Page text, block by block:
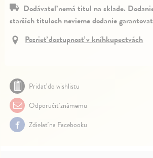
Dodávateľ nemá titul na sklade.
starších tituloch nevieme dodanie
Pozrieť dostupnosť v kníhkupectvách
Pridať do wishlistu
Odporučiť známemu
Zdielať na Facebooku